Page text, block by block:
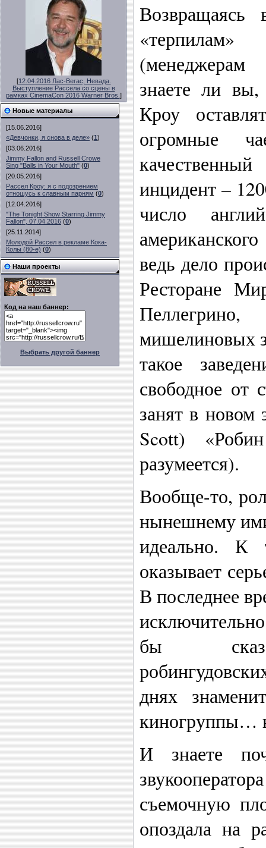
[12.04.2016 Лас-Вегас, Невада.
Выступление Рассела со сцены в
рамках CinemaCon 2016 Warner Bros. ]
Новые материалы
[15.06.2016]
«Девчонки, я снова в деле» (1)
[03.06.2016]
Jimmy Fallon and Russell Crowe
Sing "Balls in Your Mouth" (0)
[20.05.2016]
Рассел Кроу: я с подозрением
отношусь к славным парням (0)
[12.04.2016]
"The Tonight Show Starring Jimmy
Fallon", 07.04.2016 (0)
[25.11.2014]
Молодой Рассел в рекламе Кока-
Колы (80-е) (0)
Наши проекты
Код на наш баннер:
Выбрать другой баннер
знаете ли
Кроу
огромные
инцидент –
число
ведь дело
Ресторане
мишелиновых
такое
свободное от
занят в новом
Scott)
разумеется).
Вообще-то,
нынешнему
идеально. К
оказывает
В последнее
бы
днях
киногруппы…
И знаете
съемочную
опоздала на